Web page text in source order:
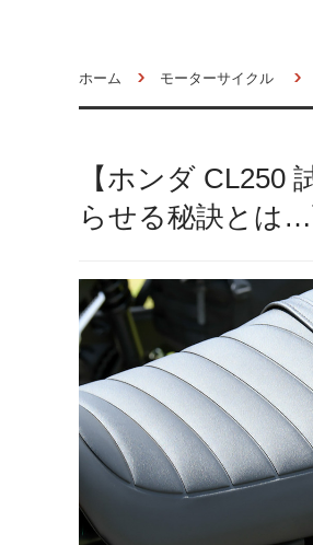
ホーム モーターサイクル
【ホンダ CL250
らせる秘訣とは…